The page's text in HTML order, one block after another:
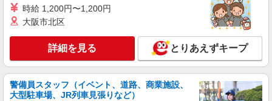
として支給し、 相当時間を超える時間外労働は法
定通り追加で支給します。固定残業代の金額は月
給に応じ設定します 試用期間あり 2ヶ月 ※経験・
能力による 【試用期間】月給 290000 円 〜
390000 円
箕面市西宿1-17-22 EAST2‐1F
キープ 詳細を見る
ワイモバイルショップの携帯販売スタッフ
時給 1,200円〜1,200円
大阪市北区
詳細を見る とりあえずキープ
警備員スタッフ（イベント、道路、商業施設、
大型駐車場、JR列車見張りなど）